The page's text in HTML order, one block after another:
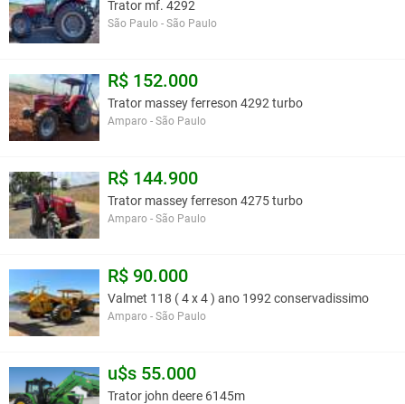
Trator mf. 4292
São Paulo - São Paulo
R$ 152.000
Trator massey ferreson 4292 turbo
Amparo - São Paulo
R$ 144.900
Trator massey ferreson 4275 turbo
Amparo - São Paulo
R$ 90.000
Valmet 118 ( 4 x 4 ) ano 1992 conservadissimo
Amparo - São Paulo
u$s 55.000
Trator john deere 6145m